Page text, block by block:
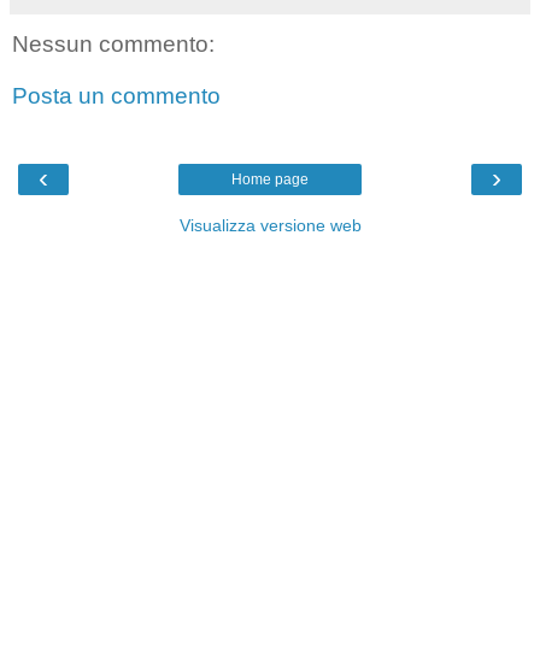
Nessun commento:
Posta un commento
‹ ›
Home page
Visualizza versione web